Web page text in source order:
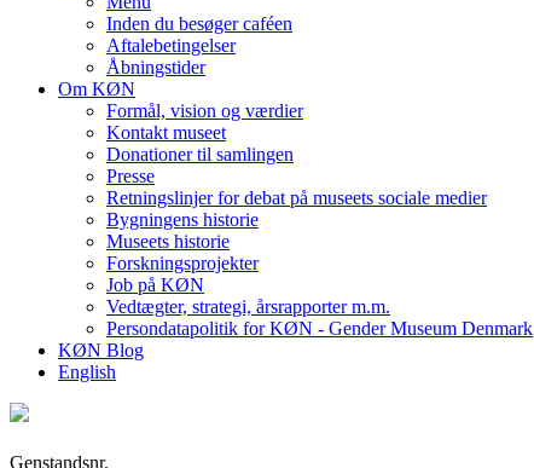
Inden du besøger caféen
Aftalebetingelser
Åbningstider
Om KØN
Formål, vision og værdier
Kontakt museet
Donationer til samlingen
Presse
Retningslinjer for debat på museets sociale medier
Bygningens historie
Museets historie
Forskningsprojekter
Job på KØN
Vedtægter, strategi, årsrapporter m.m.
Persondatapolitik for KØN - Gender Museum Denmark
KØN Blog
English
Genstandsnr.